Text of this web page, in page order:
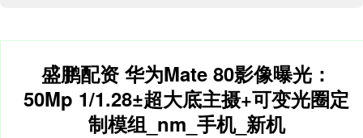
盛鹏配资 华为Mate 80影像曝光：
50Mp 1/1.28±超大底主摄+可变光圈定
制模组_nm_手机_新机